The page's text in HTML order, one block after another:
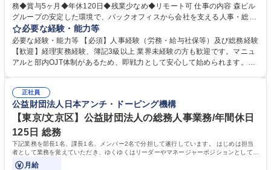
務◆賞与5ヶ月◆年休120日◆残業少なめ◆リモート可 仕事の内容 森ビル
グループの安定した環境で、バックオフィスから会社を支える人事・総務
をお任せします。 労務と総務の業務をバランスよく担当し、ゆくゆくは制
度改定などのコア業務にも挑戦できる、やりがいある環境です。 ■勤怠管
理、給与計算、社会保険手続き、年末調整等の労務管理全般 ■入退社手続
き、社内規定の改定や人事制度改定などのコア業務 ■社内イベントの企画
でも質問・相談できる環境が整っているため、安心して成長できます。 募
集職種 【森ビルG】人事・総務◆賞与5ヶ月◆年休120日◆残業少なめ◆
リモート可
必要な経験・能力等
必要な経験・能力等 【必須】人事経験（労務・給与社保等）及び総務経験
【歓迎】経理実務経験、簿記3級以上 業界未経験の方も歓迎です。マニュ
アルと部内OJT体制があるため、即戦力として安心して始められます。
務に挑戦できるため、自身の成長と組織への貢献度をダイレクトに実感で
きます。 残業少なめ、週1日リモート可など、ワークライフバランスを保
ち長期活躍できる環境です。 「これまでの幅広い経験を活かし、長期的な
キャリアを築きたい」という前向きな意欲と挑戦を全力で応援します。 学
歴・資格 学歴：大学院 大学 高専 短大 専修学校 高校 語学力： 資格：日商
簿記検定1級 日商簿記検定2級 日商簿記検定3級
正社員
公益財団法人日本アンチ・ドーピング機構
【東京/文京区】公益財団法人の総務人事業務/年間休日
125日 総務
下記業務を部長1名、課長1名、メンバー2名で分担して遂行しています。 はじめは担当
者として業務を覚えていただき、ゆくゆくはリーダーやマネージャーポジションとして活
躍いただくことを期待しています。
月給